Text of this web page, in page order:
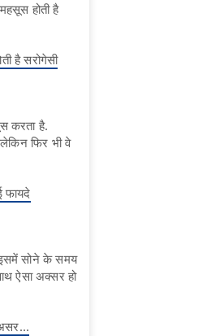
होती है
है सरोगेसी
करता है.
फिर भी वे
फायदे
इसमें सोने के समय
ऐसा अक्सर हो